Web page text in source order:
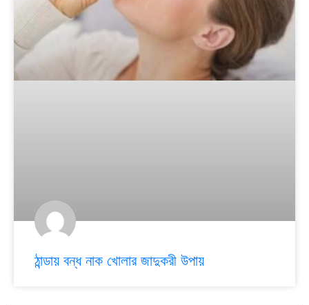
ঠান্ডায় বন্ধ নাক খোলার জাদুকরী উপায়